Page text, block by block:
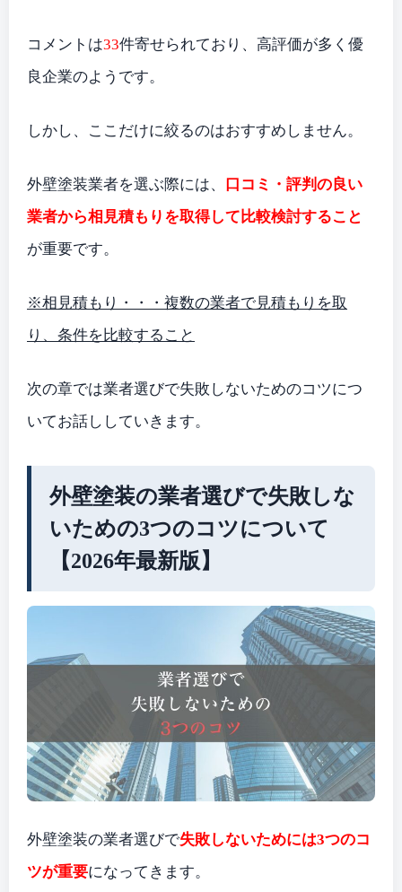
コメントは33件寄せられており、高評価が多く優
良企業のようです。
しかし、ここだけに絞るのはおすすめしません。
外壁塗装業者を選ぶ際には、
口コミ・評判の良い
業者から相見積もりを取得して比較検討すること
が重要です。
※相見積もり・・・複数の業者で見積もりを取
り、条件を比較すること
次の章では業者選びで失敗しないためのコツにつ
いてお話ししていきます。
外壁塗装の業者選びで失敗しな
いための3つのコツについて
【2026年最新版】
外壁塗装の業者選びで失敗しないためには3つのコ
ツが重要になってきます。